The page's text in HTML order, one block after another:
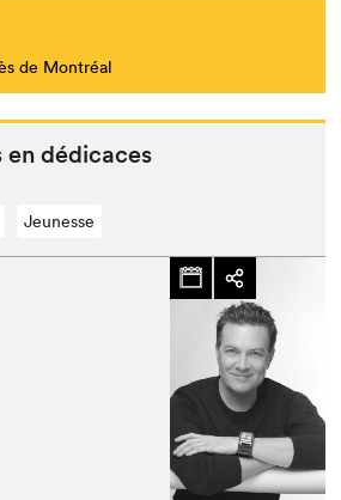
de Montréal
en dédicaces
Jeunesse